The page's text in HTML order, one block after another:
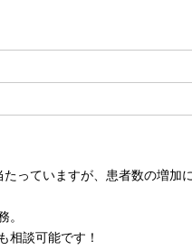
っていますが、患者数の増加
。
相談可能です！